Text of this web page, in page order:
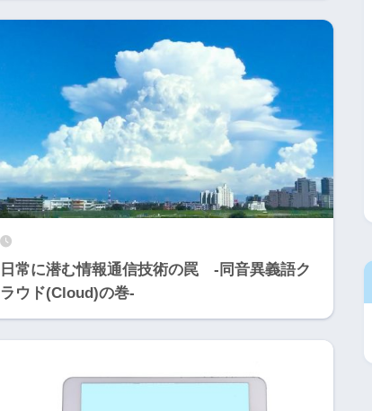
日常に潜む情報通信技術の罠 -同音異義語ク
ラウド(Cloud)の巻-